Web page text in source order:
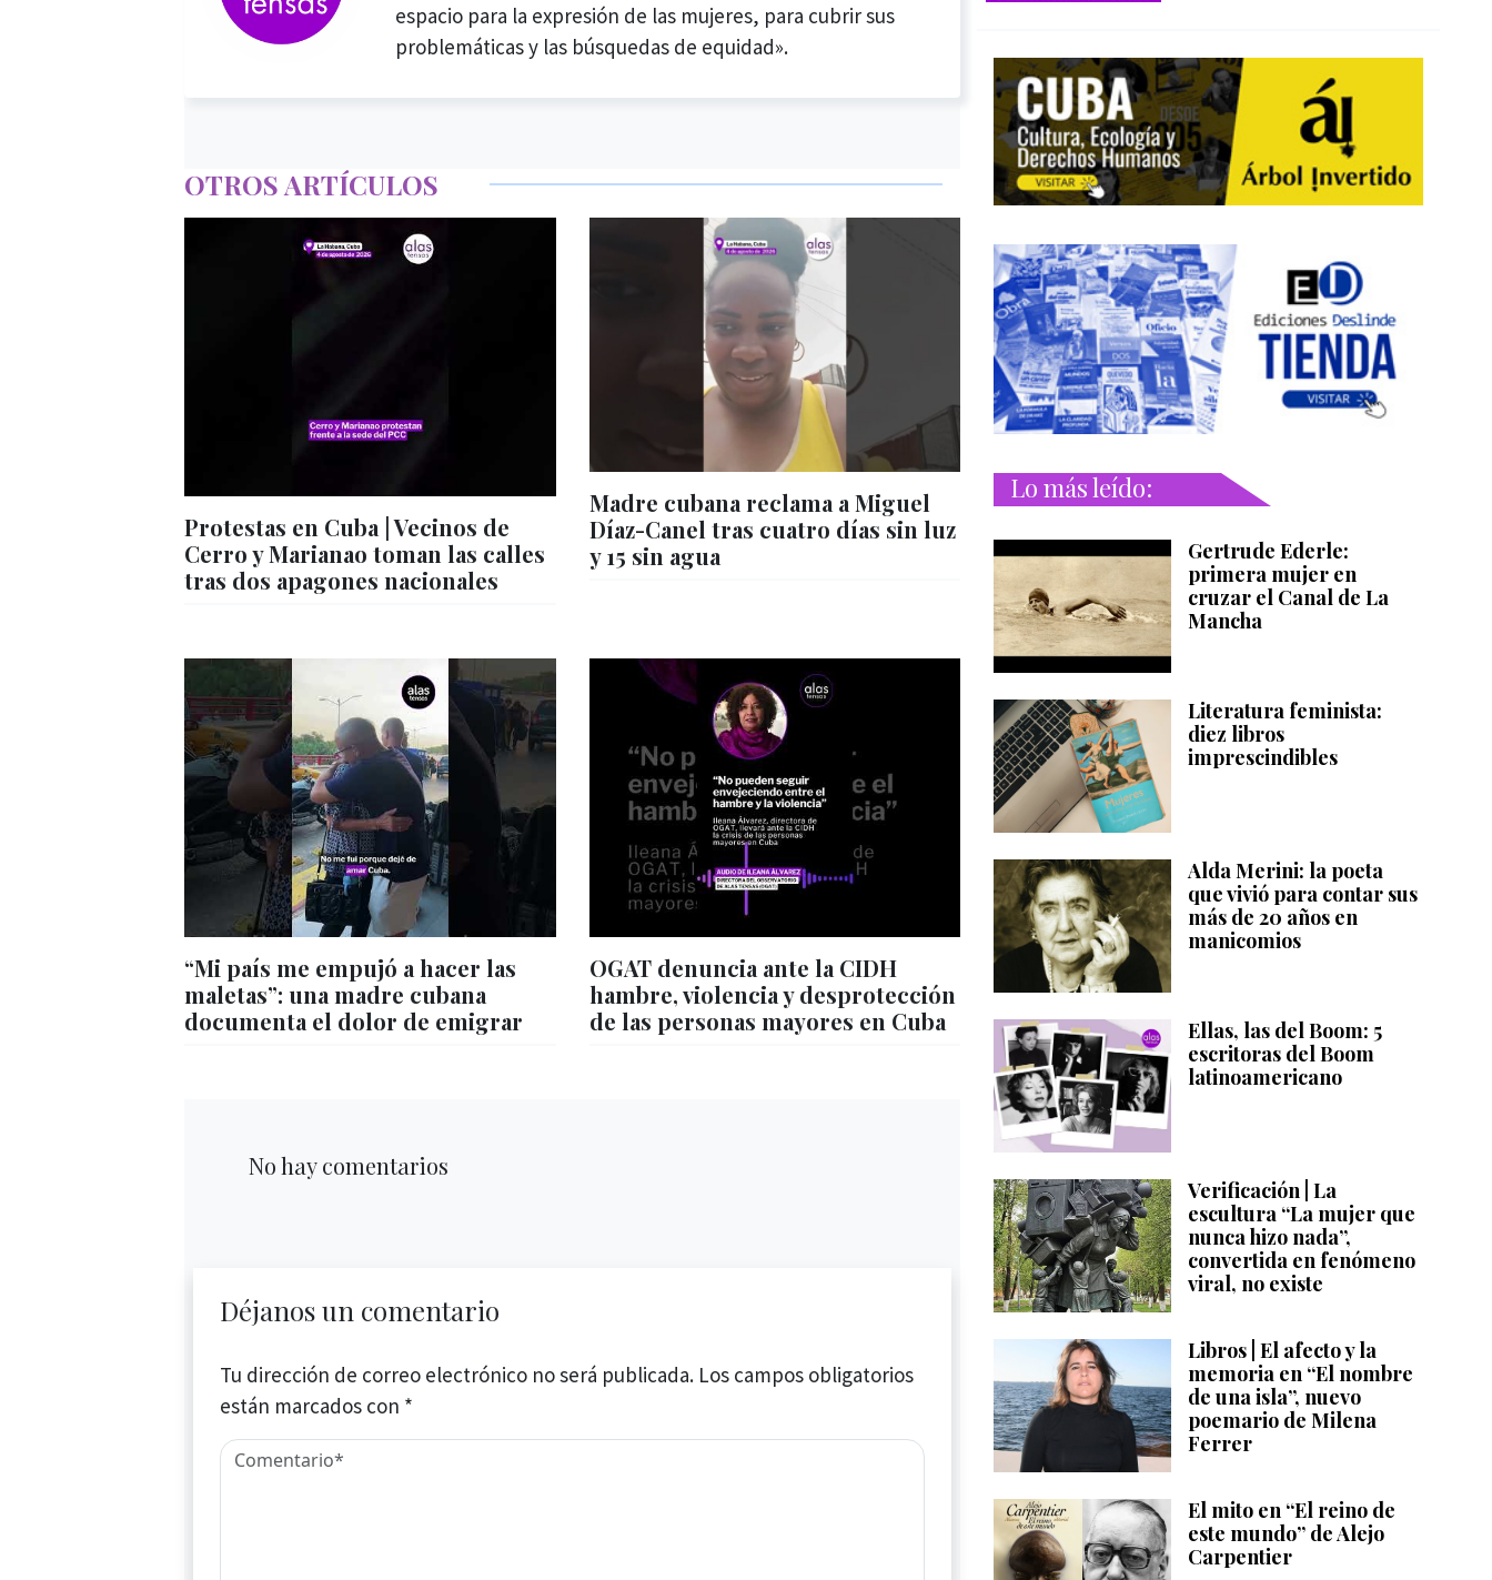
espacio para la expresión de las mujeres, para cubrir sus
problemáticas y las búsquedas de equidad».
OTROS ARTÍCULOS
Protestas en Cuba | Vecinos de
Cerro y Marianao toman las calles
tras dos apagones nacionales
Madre cubana reclama a Miguel
Díaz-Canel tras cuatro días sin luz
y 15 sin agua
“Mi país me empujó a hacer las
maletas”: una madre cubana
documenta el dolor de emigrar
OGAT denuncia ante la CIDH
hambre, violencia y desprotección
de las personas mayores en Cuba
No hay comentarios
Déjanos un comentario
Tu dirección de correo electrónico no será publicada. Los campos obligatorios
están marcados con *
Lo más leído:
Gertrude Ederle:
primera mujer en
cruzar el Canal de La
Mancha
Literatura feminista:
diez libros
imprescindibles
Alda Merini: la poeta
que vivió para contar sus
más de 20 años en
manicomios
Ellas, las del Boom: 5
escritoras del Boom
latinoamericano
Verificación | La
escultura “La mujer que
nunca hizo nada”,
convertida en fenómeno
viral, no existe
Libros | El afecto y la
memoria en “El nombre
de una isla”, nuevo
poemario de Milena
Ferrer
El mito en “El reino de
este mundo” de Alejo
Carpentier